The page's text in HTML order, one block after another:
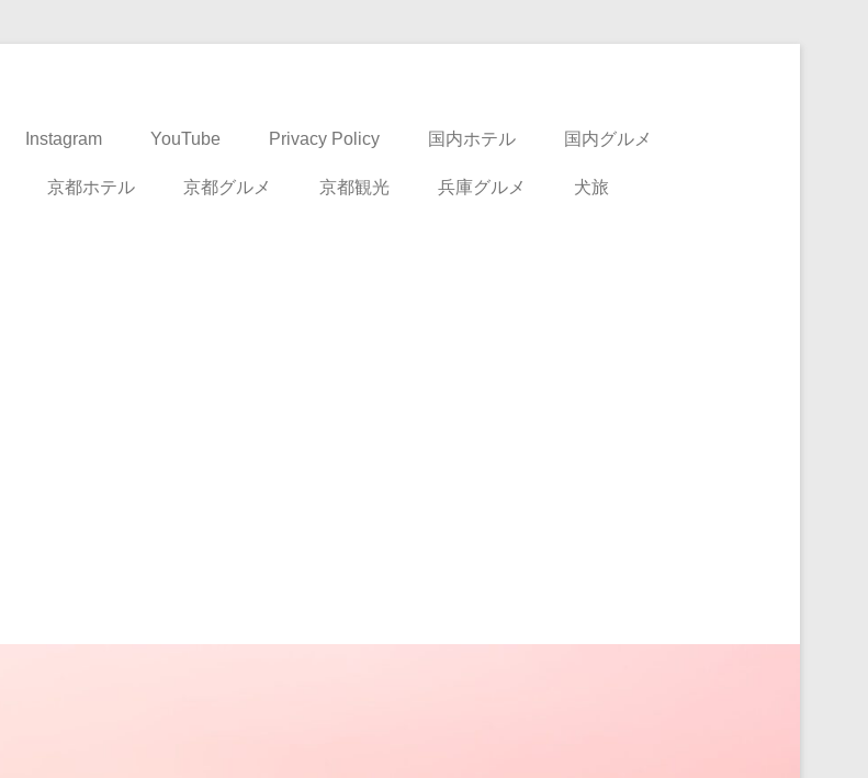
Instagram YouTube Privacy Policy 国内ホテル 国内グルメ
京都ホテル 京都グルメ 京都観光 兵庫グルメ 犬旅